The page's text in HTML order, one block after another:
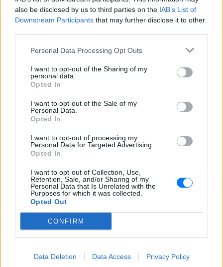
also be disclosed by us to third parties on the IAB’s List of
Downstream Participants that may further disclose it to other
Personal Data Processing Opt Outs
I want to opt-out of the Sharing of my
personal data.
Opted In
I want to opt-out of the Sale of my
Personal Data.
Opted In
I want to opt-out of processing my
Personal Data for Targeted Advertising.
Opted In
I want to opt-out of Collection, Use,
Retention, Sale, and/or Sharing of my
Personal Data that Is Unrelated with the
Purposes for which it was collected.
Opted Out
CONFIRM
Data Deletion Data Access Privacy Policy
έγινε μία από τις μεγαλύτερες ποπ σταρ
των 00s
του Barack Obama δεν συνέβη
στον Λευκό Οίκο
Η νύχτα που ο Barack και η Michelle
«Δεν θα το ξεχάσω όσο ζω»: Η
στιγμή που είδε τον Ιησού
ΧΤΕΣ
το Instagram μια εμπειρία που λέει πως
έζησε όταν ο γιος της νοσηλευόταν στο
νοσοκομείο της Αρτας.